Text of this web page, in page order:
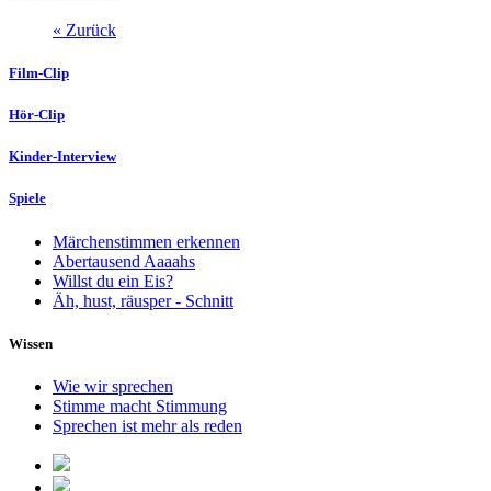
« Zurück
Film-Clip
Hör-Clip
Kinder-Interview
Spiele
Märchenstimmen erkennen
Abertausend Aaaahs
Willst du ein Eis?
Äh, hust, räusper - Schnitt
Wissen
Wie wir sprechen
Stimme macht Stimmung
Sprechen ist mehr als reden